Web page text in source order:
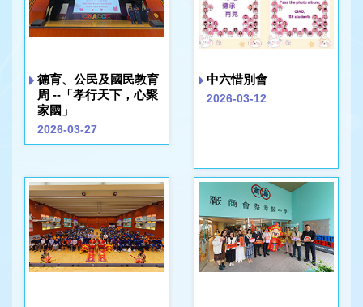
德育、公民及國民教育
周 --「孝行天下，心聚
家國」
2026-03-27
中六惜別會
2026-03-12